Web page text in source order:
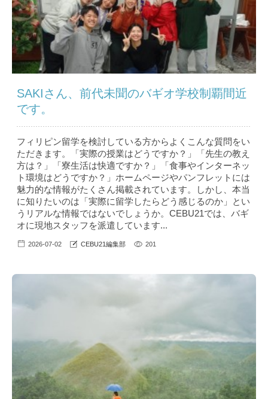
SAKIさん、前代未聞のバギオ学校制覇間近
です。
フィリピン留学を検討している方からよくこんな質問をい
ただきます。「実際の授業はどうですか？」「先生の教え
方は？」「寮生活は快適ですか？」「食事やインターネッ
ト環境はどうですか？」ホームページやパンフレットには
魅力的な情報がたくさん掲載されています。しかし、本当
に知りたいのは「実際に留学したらどう感じるのか」とい
うリアルな情報ではないでしょうか。CEBU21では、バギ
オに現地スタッフを派遣しています...
2026-07-02 CEBU21編集部 201